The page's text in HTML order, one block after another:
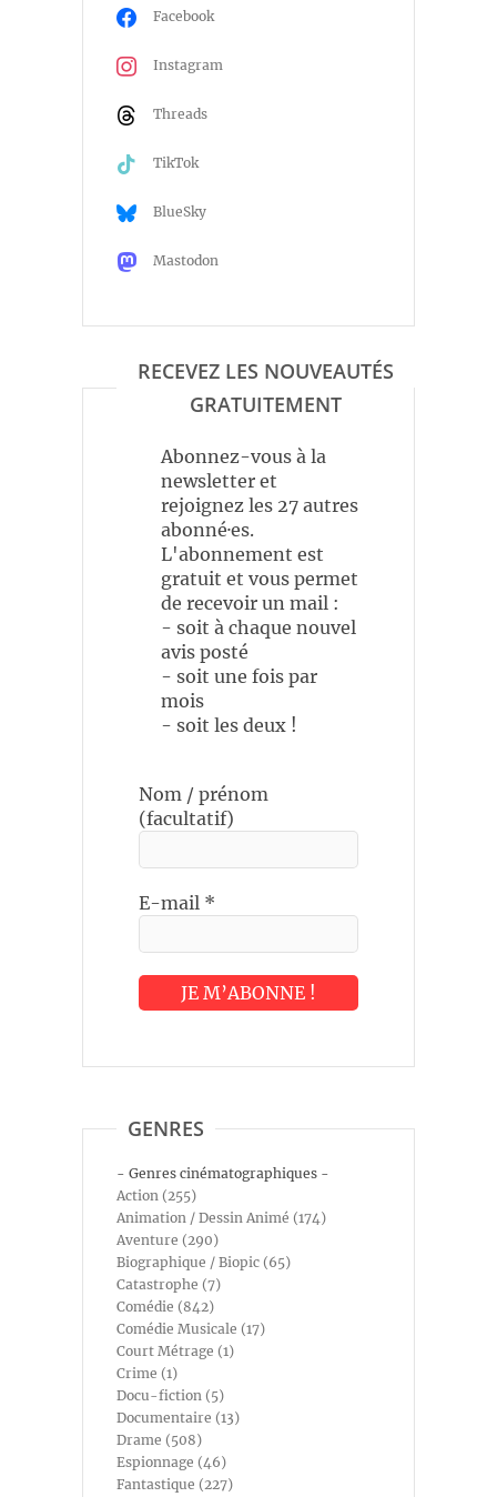
Facebook
Instagram
Threads
TikTok
BlueSky
Mastodon
RECEVEZ LES NOUVEAUTÉS
GRATUITEMENT
Abonnez-vous à la
newsletter et
rejoignez les 27 autres
abonné·es.
L'abonnement est
gratuit et vous permet
de recevoir un mail :
- soit à chaque nouvel
avis posté
- soit une fois par
mois
- soit les deux !
Nom / prénom
(facultatif)
E-mail *
GENRES
- Genres cinématographiques -
Action (255)
Animation / Dessin Animé (174)
Aventure (290)
Biographique / Biopic (65)
Catastrophe (7)
Comédie (842)
Comédie Musicale (17)
Court Métrage (1)
Crime (1)
Docu-fiction (5)
Documentaire (13)
Drame (508)
Espionnage (46)
Fantastique (227)